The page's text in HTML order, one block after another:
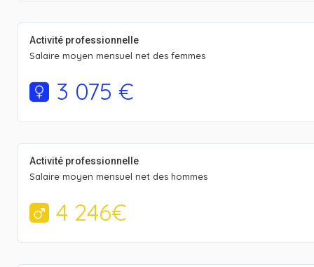
Activité professionnelle
Salaire moyen mensuel net des femmes
3 075 €
Activité professionnelle
Salaire moyen mensuel net des hommes
4 246€